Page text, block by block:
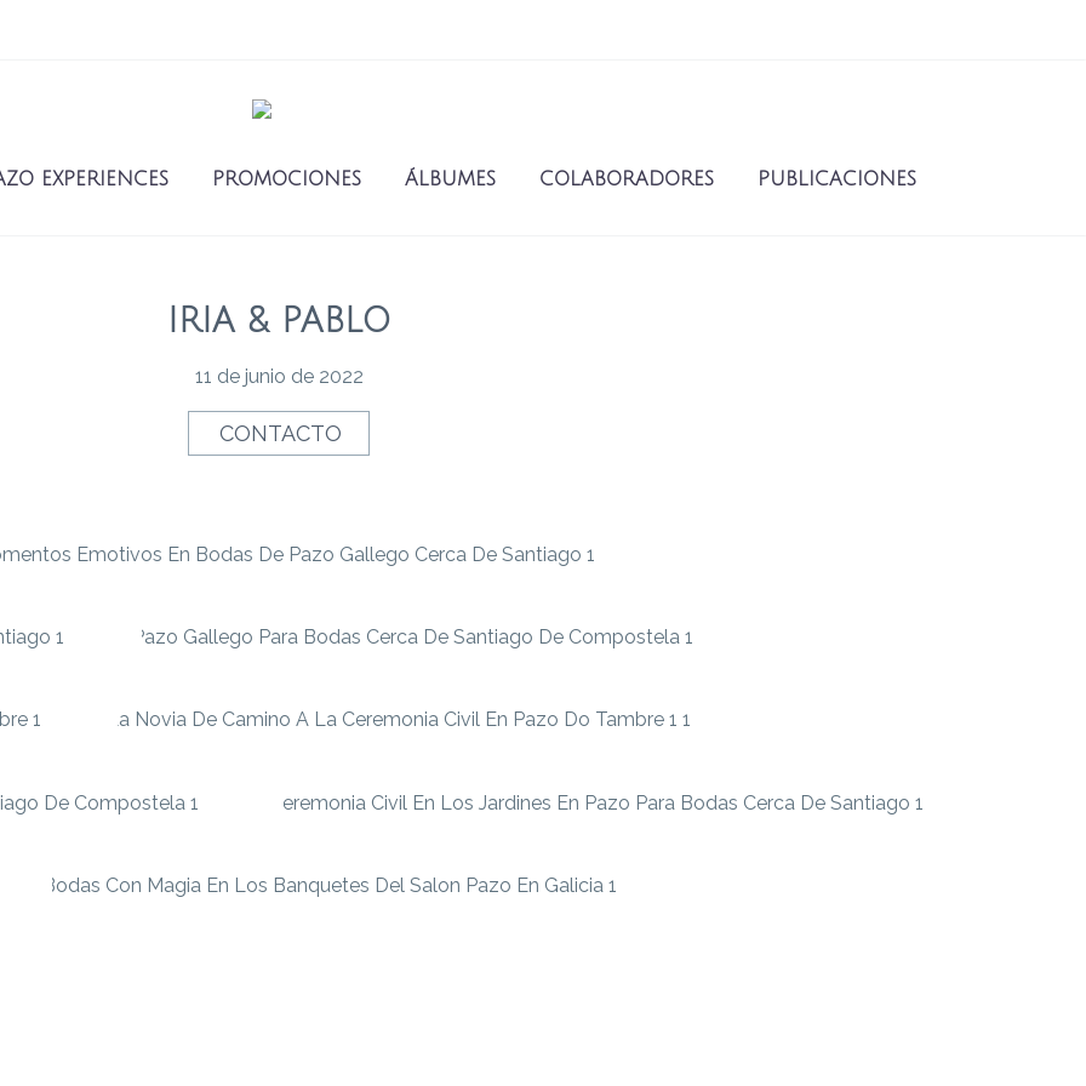
EXPERIENCES PROMOCIONES ÁLBUMES COLABORADORES PUBLICACIONES
IRIA & PABLO
11 de junio de 2022
CONTACTO